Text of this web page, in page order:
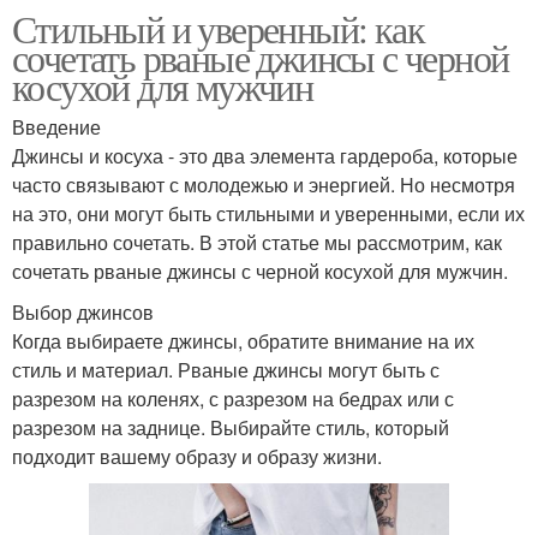
Стильный и уверенный: как
сочетать рваные джинсы с черной
косухой для мужчин
Введение
Джинсы и косуха - это два элемента гардероба, которые
часто связывают с молодежью и энергией. Но несмотря
на это, они могут быть стильными и уверенными, если их
правильно сочетать. В этой статье мы рассмотрим, как
сочетать рваные джинсы с черной косухой для мужчин.
Выбор джинсов
Когда выбираете джинсы, обратите внимание на их
стиль и материал. Рваные джинсы могут быть с
разрезом на коленях, с разрезом на бедрах или с
разрезом на заднице. Выбирайте стиль, который
подходит вашему образу и образу жизни.